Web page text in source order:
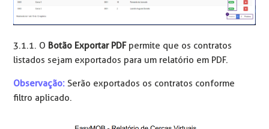
3.1.1. O Botão Exportar PDFpermite que os contratos
listados sejam exportados para um relatório em PDF.
Observação: Serão exportados os contratos conforme
filtro aplicado.